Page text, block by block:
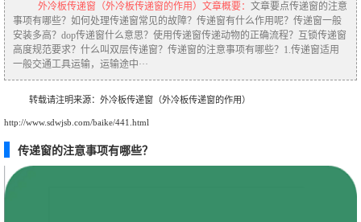
外冷板传递窗（外冷板传递窗的作用）文章概要： 文章要点传递窗的注意
事项有哪些？如何处理传递窗常见的故障？传递窗有什么作用呢？传递窗一般
安装多高？dop传递窗什么意思？使用传递窗传递动物的正确流程？互锁传递窗
高度规范要求？什么叫双层传递窗？传递窗的注意事项有哪些？1.传递窗适用
一般交通工具运输，运输途中···
转载请注明来源： 外冷板传递窗（外冷板传递窗的作用）
http://www.sdwjsb.com/baike/441.html
传递窗的注意事项有哪些？